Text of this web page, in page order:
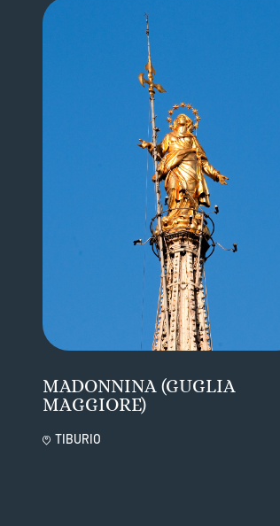
MADONNINA (GUGLIA
MAGGIORE)
TIBURIO